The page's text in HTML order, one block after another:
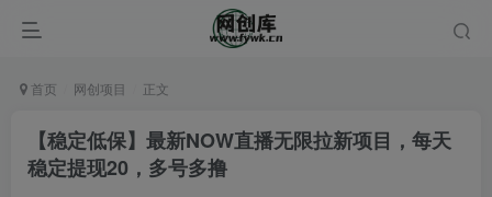
首页 网创项目 正文
【稳定低保】最新NOW直播无限拉新项目，每天
稳定提现20，多号多撸